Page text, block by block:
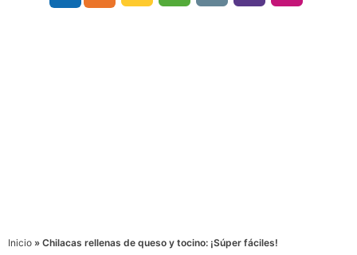
Inicio » Chilacas rellenas de queso y tocino: ¡Súper fáciles!